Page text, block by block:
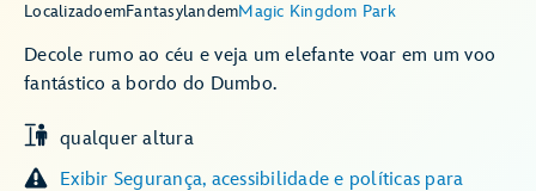
LocalizadoemFantasylandemMagic Kingdom Park
Decole rumo ao céu e veja um elefante voar em um voo
fantástico a bordo do Dumbo.
qualquer altura
Exibir Segurança, acessibilidade e políticas para